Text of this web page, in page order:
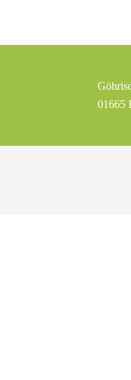
01665